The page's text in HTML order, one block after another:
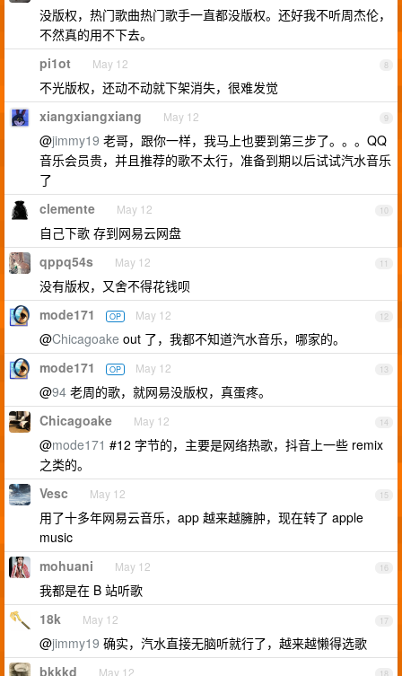
没版权，热门歌曲热门歌手一直都没版权。还好我不听周杰伦，
不然真的用不下去。
8
pi1ot May 12
不光版权，还动不动就下架消失，很难发觉
9
xiangxiangxiang May 12
@jimmy19 老哥，跟你一样，我马上也要到第三步了。。。QQ
音乐会员贵，并且推荐的歌不太行，准备到期以后试试汽水音乐
了
10
clemente May 12
自己下歌 存到网易云网盘
11
qppq54s May 12
没有版权，又舍不得花钱呗
12
mode171 OP May 12
@Chicagoake out 了，我都不知道汽水音乐，哪家的。
13
mode171 OP May 12
@94 老周的歌，就网易没版权，真蛋疼。
14
Chicagoake May 12
@mode171 #12 字节的，主要是网络热歌，抖音上一些 remix
之类的。
15
Vesc May 12
用了十多年网易云音乐，app 越来越臃肿，现在转了 apple
music
16
mohuani May 12
我都是在 B 站听歌
17
18k May 12
@jimmy19 确实，汽水直接无脑听就行了，越来越懒得选歌
bkkkd May 12